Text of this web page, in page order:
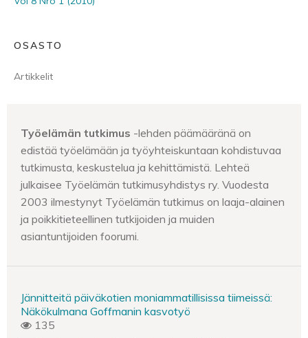
OSASTO
Artikkelit
Työelämän tutkimus -lehden päämääränä on
edistää työelämään ja työyhteiskuntaan kohdistuvaa
tutkimusta, keskustelua ja kehittämistä. Lehteä
julkaisee Työelämän tutkimusyhdistys ry. Vuodesta
2003 ilmestynyt Työelämän tutkimus on laaja-alainen
ja poikkitieteellinen tutkijoiden ja muiden
asiantuntijoiden foorumi.
Jännitteitä päiväkotien moniammatillisissa tiimeissä:
Näkökulmana Goffmanin kasvotyö
135